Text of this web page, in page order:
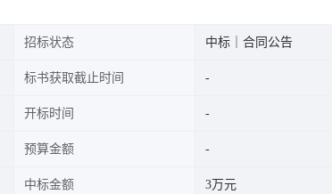
招标状态 中标｜合同公告
标书获取截止时间
开标时间
预算金额
中标金额 3万元